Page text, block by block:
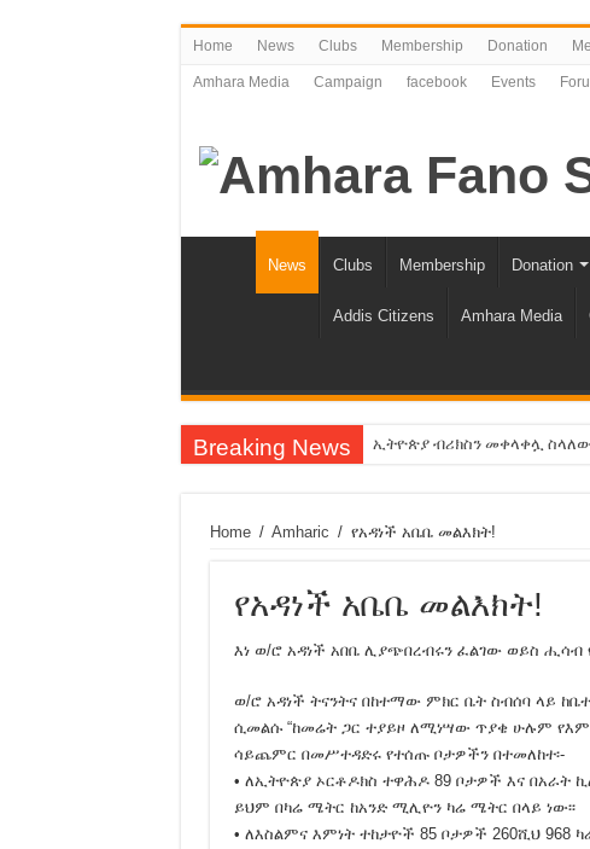
Home News Clubs Membership Donation
Amhara Media Campaign facebook Events
News Clubs Membership Donation
Addis Citizens Amhara Media
Breaking News ኢትዮጵያ ብሪክስን መቀላቀሏ ስላለው
አብንን ይምረጡ!
የአዲስ አበባ ጉዳይ! The Apartheid
ኦሮሚያ ዉስጥ የሚካሄደዉ ጀኖሳይድ
የአፈ ቅቤው የዐብይ አህመድ ውሸቶች!
አማራ ከሆንክ ይሀን ስማ ! ሼር
Home / Amharic / የአዳነች አቤቤ መልእክት!
የአዳነች አቤቤ መልእክት!
እነ ወ/ሮ አዳነች አበቤ ሊያጭበረብሩን ፈልገው ወይስ ሒሳብ
ወ/ሮ አዳነች ትናንትና በከተማው ምክር ቤት ስብሰባ ላይ
ሲመልሱ “ከመሬት ጋር ተያይዞ ለሚነሣው ጥያቄ ሁሉም
ሳይጨምር በመሥተዳድሩ የተሰጡ ቦታዎችን በተመለከተ፡-
• ለኢትዮጵያ ኦርቶዶክስ ተዋሕዶ 89 ቦታዎች እና በአራት
ይህም በካሬ ሜትር ከአንድ ሚሊዮን ካሬ ሜትር በላይ ነው፡፡
• ለእስልምና እምነት ተከታዮች 85 ቦታዎች 260ሺህ 968